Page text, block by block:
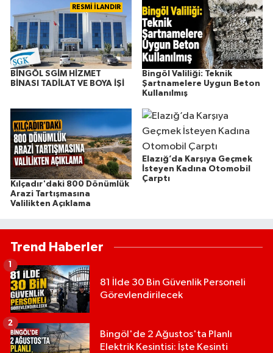
RESMİ İLANDIR
BİNGÖL SGİM HİZMET
BİNASI TADİLAT VE BOYA İŞİ
Bingöl Valiliği: Teknik
Şartnamelere Uygun Beton
Kullanılmış
Kılçadır'daki 800 Dönümlük
Arazi Tartışmasına
Valilikten Açıklama
Elazığ’da Karşıya Geçmek
İsteyen Kadına Otomobil
Çarptı
Trend Haberler
81 İlde 30 Bin Güvenlik Personeli
Görevlendirilecek
Bingöl'de 2 Ağustos'ta Planlı
Elektrik Kesintisi: İşte Kesinti
2